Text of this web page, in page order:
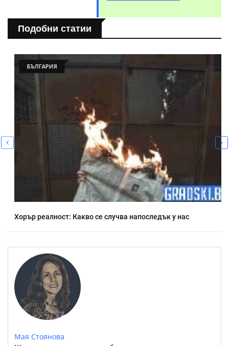
Подобни статии
БЪЛГАРИЯ
Хорър реалност: Какво се случва напоследък у нас
Мая Стоянова